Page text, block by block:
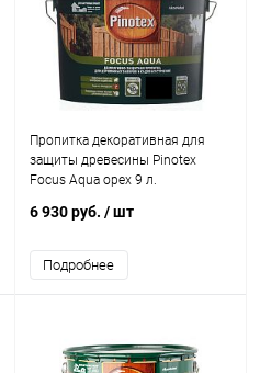
Пропитка декоративная для
защиты древесины Pinotex
Focus Aqua орех 9 л.
6 930 руб. / шт
Подробнее